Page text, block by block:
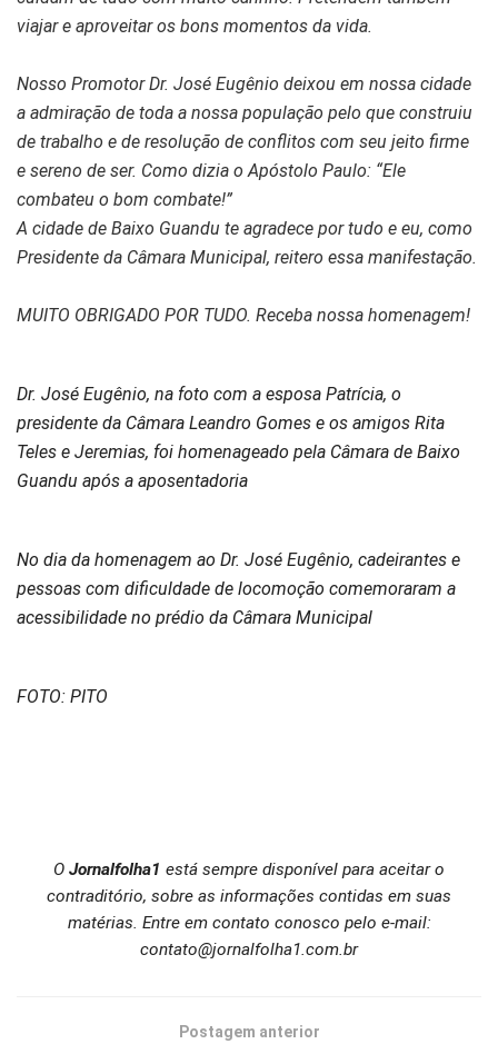
viajar e aproveitar os bons momentos da vida.
Nosso Promotor Dr. José Eugênio deixou em nossa cidade
a admiração de toda a nossa população pelo que construiu
de trabalho e de resolução de conflitos com seu jeito firme
e sereno de ser. Como dizia o Apóstolo Paulo: “Ele
combateu o bom combate!”
A cidade de Baixo Guandu te agradece por tudo e eu, como
Presidente da Câmara Municipal, reitero essa manifestação.
MUITO OBRIGADO POR TUDO. Receba nossa homenagem!
Dr. José Eugênio, na foto com a esposa Patrícia, o
presidente da Câmara Leandro Gomes e os amigos Rita
Teles e Jeremias, foi homenageado pela Câmara de Baixo
Guandu após a aposentadoria
No dia da homenagem ao Dr. José Eugênio, cadeirantes e
pessoas com dificuldade de locomoção comemoraram a
acessibilidade no prédio da Câmara Municipal
FOTO: PITO
O Jornalfolha1 está sempre disponível para aceitar o
contraditório, sobre as informações contidas em suas
matérias. Entre em contato conosco pelo e-mail:
contato@jornalfolha1.com.br
Postagem anterior